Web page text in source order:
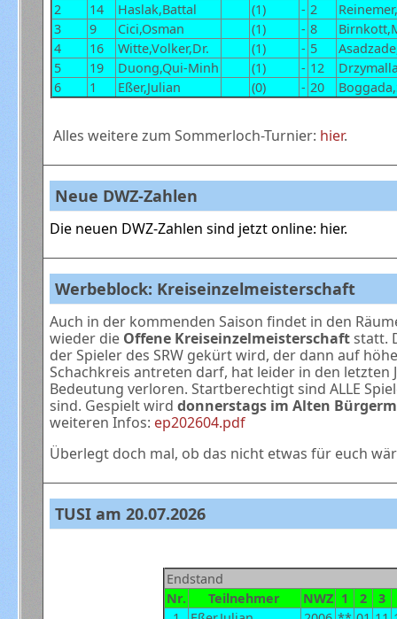
2
14 Haslak,Battal (1) - 2
3
9 Cici,Osman (1) - 8
4
16 Witte,Volker,Dr. (1) - 5
5
19 Duong,Qui-Minh (1) - 12
6
1 Eßer,Julian (0) - 20
Alles weitere zum Sommerloch-Turnier: hier.
Neue DWZ-Zahlen
Die neuen DWZ-Zahlen sind jetzt online: hier.
Werbeblock: Kreiseinzelmeisterschaft
Auch in der kommenden Saison findet in den
wieder die Offene Kreiseinzelmeisterschaftstatt.
der Spieler des SRW gekürt wird, der dann auf
Schachkreis antreten darf, hat leider in den letzten
Bedeutung verloren. Startberechtigt sind ALLE
sind. Gespielt wird donnerstags im Alten
weiteren Infos: ep202604.pdf
Überlegt doch mal, ob das nicht etwas für euch
TUSI am 20.07.2026
Endstand
Nr.
Teilnehmer NWZ 1 2 3